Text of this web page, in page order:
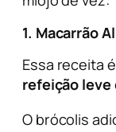
1. Macarrão
Essa receita
refeição leve
O brócolis